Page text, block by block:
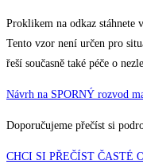
Proklikem na odkaz stáhnete
Tento vzor není určen pro
řeší současně také péče o
Návrh na SPORNÝ rozvod
Doporučujeme přečíst si
CHCI SI PŘEČÍST ČASTÉ